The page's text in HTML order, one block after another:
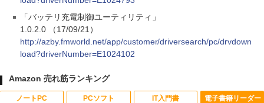
「バッテリ充電制御ユーティリティ」
1.0.2.0 （17/09/21）
http://azby.fmworld.net/app/customer/driversearch/pc/drvdown
load?driverNumber=E1024102
Amazon 売れ筋ランキング
ノートPC PCソフト IT入門書 電子書籍リーダー